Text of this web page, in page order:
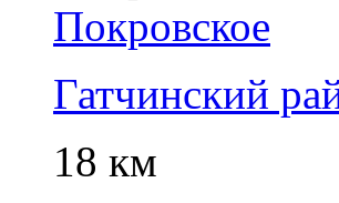
Покровское
Гатчинский
18 км